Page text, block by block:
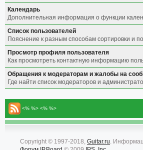
Календарь
Дополнительная информация о функции
Список пользователей
Пояснение к разным способам сортировки и
Просмотр профиля пользователя
Как просмотреть контактную информацию
Обращения к модераторам и жалобы на
Где найти список модераторов и
<% %> <% %>
Copyright © 1997-2018, Guitar.ru.